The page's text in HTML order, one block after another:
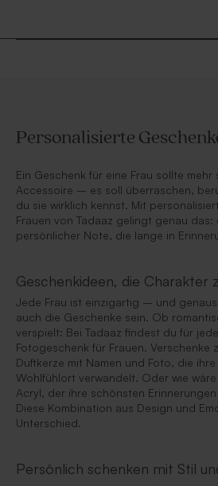
Personalisierte
Ein Geschenk für eine Frau sollte
Accessoire – es soll überraschen,
du sie wirklich kennst. Mit
Frauen von Tadaaz gelingt genau
persönlicher Note, die lange in
Geschenkideen, die Charakter
Jede Frau ist einzigartig – und
auch die Geschenke sein. Ob
verspielt: Bei Tadaaz findest du für
Fotogeschenk für Frauen. Verschenke
Duftkerze mit Namen und Foto, die
Wohlfühlort verwandelt. Oder wie
Acryl, der ihre schönsten
Diese Kombination aus Design und
Unterschied.
Persönlich schenken mit Stil